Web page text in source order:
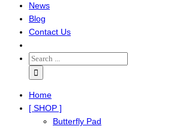
News
Blog
Contact Us
Home
[ SHOP ]
Butterfly Pad